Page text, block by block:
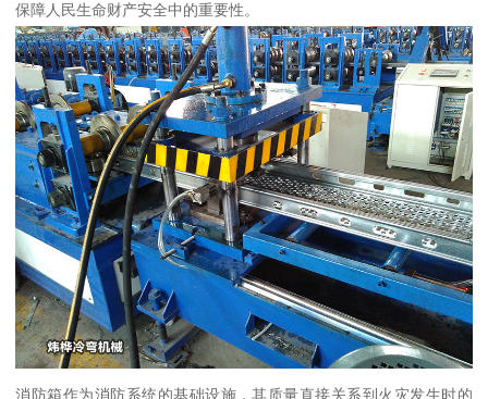
保障人民生命财产安全中的重要性。
消防箱作为消防系统的基础设施，其质量直接关系到火灾发生时的